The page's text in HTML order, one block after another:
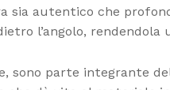
sia autentico che
l’angolo,
sono parte integrante